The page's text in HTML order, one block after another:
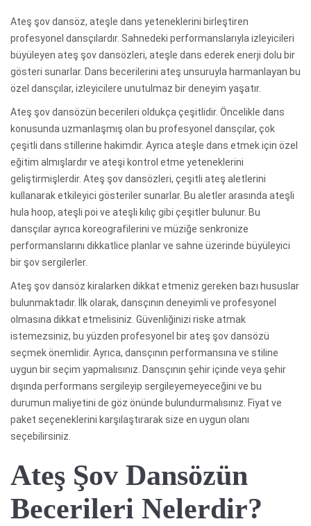
Ateş şov dansöz, ateşle dans yeteneklerini birleştiren
profesyonel dansçılardır. Sahnedeki performanslarıyla izleyicileri
büyüleyen ateş şov dansözleri, ateşle dans ederek enerji dolu bir
gösteri sunarlar. Dans becerilerini ateş unsuruyla harmanlayan bu
özel dansçılar, izleyicilere unutulmaz bir deneyim yaşatır.
Ateş şov dansözün becerileri oldukça çeşitlidir. Öncelikle dans
konusunda uzmanlaşmış olan bu profesyonel dansçılar, çok
çeşitli dans stillerine hakimdir. Ayrıca ateşle dans etmek için özel
eğitim almışlardır ve ateşi kontrol etme yeteneklerini
geliştirmişlerdir. Ateş şov dansözleri, çeşitli ateş aletlerini
kullanarak etkileyici gösteriler sunarlar. Bu aletler arasında ateşli
hula hoop, ateşli poi ve ateşli kılıç gibi çeşitler bulunur. Bu
dansçılar ayrıca koreografilerini ve müziğe senkronize
performanslarını dikkatlice planlar ve sahne üzerinde büyüleyici
bir şov sergilerler.
Ateş şov dansöz kiralarken dikkat etmeniz gereken bazı hususlar
bulunmaktadır. İlk olarak, dansçının deneyimli ve profesyonel
olmasına dikkat etmelisiniz. Güvenliğinizi riske atmak
istemezsiniz, bu yüzden profesyonel bir ateş şov dansözü
seçmek önemlidir. Ayrıca, dansçının performansına ve stiline
uygun bir seçim yapmalısınız. Dansçının şehir içinde veya şehir
dışında performans sergileyip sergileyemeyeceğini ve bu
durumun maliyetini de göz önünde bulundurmalısınız. Fiyat ve
paket seçeneklerini karşılaştırarak size en uygun olanı
seçebilirsiniz.
Ateş Şov Dansözün
Becerileri Nelerdir?